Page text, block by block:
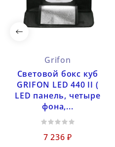
Grifon
Световой бокс куб
GRIFON LED 440 II (
LED панель, четыре
фона,...
7 236 ₽